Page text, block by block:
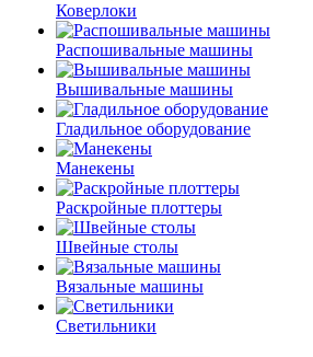
Коверлоки
Распошивальные машины
Вышивальные машины
Гладильное оборудование
Манекены
Раскройные плоттеры
Швейные столы
Вязальные машины
Светильники